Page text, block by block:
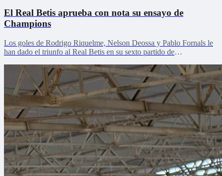
El Real Betis aprueba con nota su ensayo de
Champions
Los goles de Rodrigo Riquelme, Nelson Deossa y Pablo Fornals le
han dado el triunfo al Real Betis en su sexto partido de